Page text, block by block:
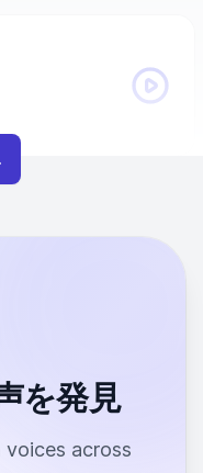
を発見
voices across